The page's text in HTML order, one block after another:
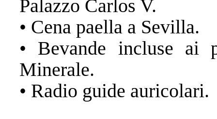
Palazzo Carlos V.
• Cena paella a Sevilla.
• Bevande incluse
Minerale.
• Radio guide auricolari.